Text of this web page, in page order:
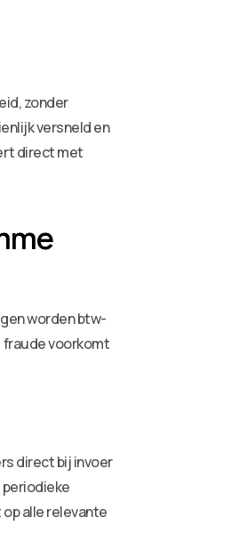
zonder
versneld en
direct met
worden btw-
fraude voorkomt
direct bij invoer
alle relevante